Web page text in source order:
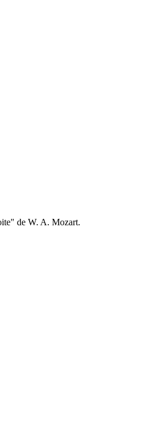
de W. A. Mozart.